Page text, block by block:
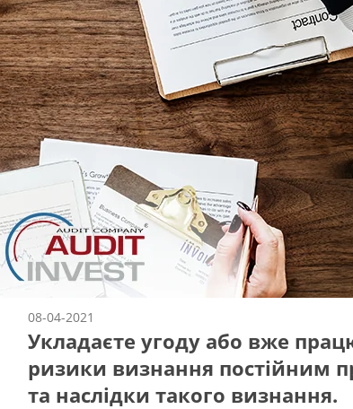
08-04-2021
Укладаєте угоду або вже
ризики визнання постійним
та наслідки такого визнання.